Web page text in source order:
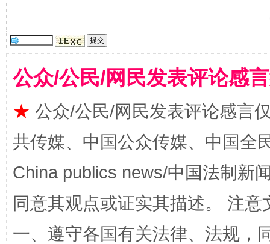
揭批美国五大"原罪"
解纷+调解+退费，一次搞定
公众/公民/网民发表评论感
★ 公众/公民/网民发表评论感言
共传媒、中国公众传媒、中国全
China publics news/中国法制新
同意其观点或证实其描述。 注
一、遵守各国有关法律、法规，